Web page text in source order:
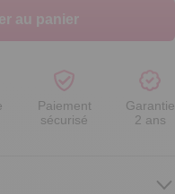
au panier
Paiement
sécurisé
Garantie
2 ans